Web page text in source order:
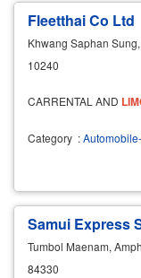
Fleetthai Co Ltd
Khwang Saphan
10240
CARRENTAL AND
Category :
Samui Express
Tumbol Maenam,
84330